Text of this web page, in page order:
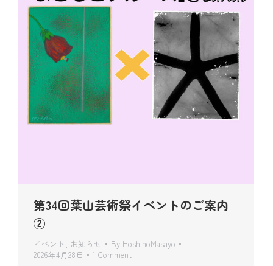
第34回葉山芸術祭イベントのご案内
②
イベント , お知らせ By HoshinoMasayo
2026年4月28日
1 Comment